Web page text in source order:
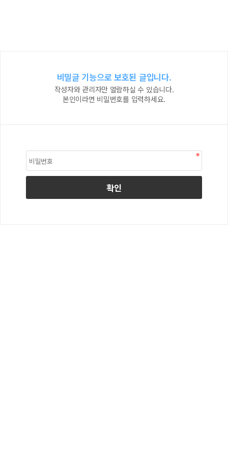
비밀글 기능으로 보호된 글입니다.
작성자와 관리자만 열람하실 수 있습니다.
본인이라면 비밀번호를 입력하세요.